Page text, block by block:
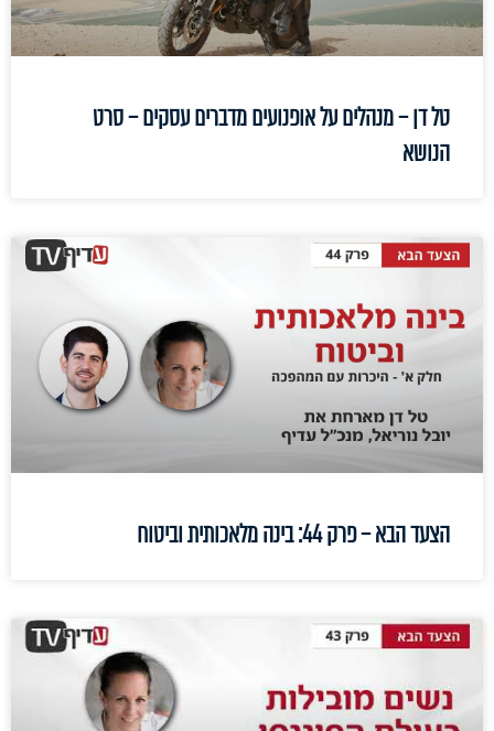
טל דן – מנהלים על אופנועים מדברים עסקים – סרט
הנושא
הצעד הבא – פרק 44: בינה מלאכותית וביטוח